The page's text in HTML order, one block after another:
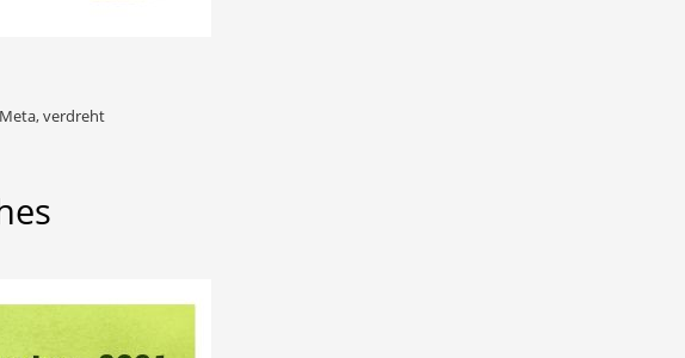
Meta,verdreht